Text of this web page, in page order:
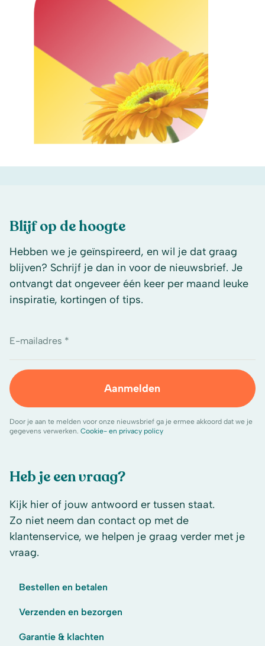
Heb je een vraag?
Kijk hier of jouw antwoord er tussen staat.
Zo niet neem dan contact op met de
klantenservice, we helpen je graag verder met je
vraag.
Bestellen en betalen
Verzenden en bezorgen
Garantie & klachten
Blijf op de hoogte
Hebben we je geïnspireerd, en wil je dat graag
blijven? Schrijf je dan in voor de nieuwsbrief. Je
ontvangt dat ongeveer één keer per maand leuke
inspiratie, kortingen of tips.
E-mailadres *
Aanmelden
Door je aan te melden voor onze nieuwsbrief ga je ermee akkoord dat we je
gegevens verwerken. Cookie- en privacy policy